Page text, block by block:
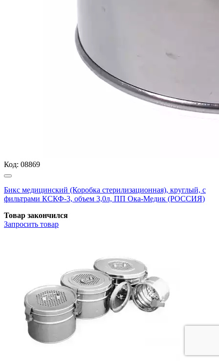
Код: 08869
Бикс медицинский (Коробка стерилизационная), круглый, с
фильтрами КСКФ-3, объем 3,0л, ПП Ока-Медик (РОССИЯ)
Товар закончился
Запросить товар